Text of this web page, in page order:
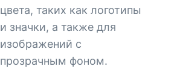
цвета, таких как логотипы
и значки, а также для
изображений с
прозрачным фоном.